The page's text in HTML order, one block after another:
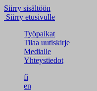
Siirry sisältöön
Siirry etusivulle
Työpaikat
Tilaa uutiskirje
Medialle
Yhteystiedot
fi
en